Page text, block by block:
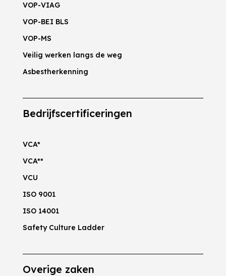
VOP-VIAG
VOP-BEI BLS
VOP-MS
Veilig werken langs de weg
Asbestherkenning
Bedrijfscertificeringen
VCA*
VCA**
VCU
ISO 9001
ISO 14001
Safety Culture Ladder
Overige zaken